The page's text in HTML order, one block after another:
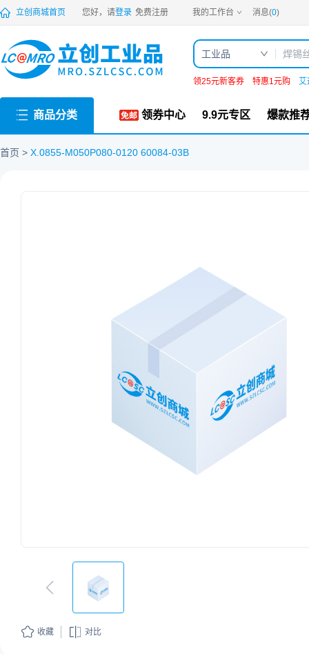
PDF 立创商城首页 您好，请登录 免费注册 我的工作台 消息(0)
工业品
领25元新客券 特惠1元购 艾
商品分类 领券中心 9.9元专区 爆款推
首页 X.0855-M050P080-0120 60084-03B
收藏 对比